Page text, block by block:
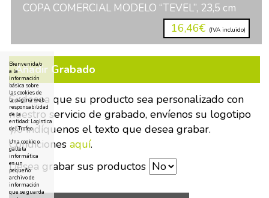
COPA COMERCIAL MODELO “TEVEL”, 23,5 cm
16,46€ (IVA incluido)
Añadir Grabado
Si desea que su producto sea personalizado con
nuestro servicio de grabado, envíenos su logotipo
y/o indíquenos el texto que desea grabar.
Condiciones aquí.
Desea grabar sus productos
Bienvenida/o
a la
información
básica sobre
las cookies de
la página web
responsabilidad
de la
entidad: Logistica
del Trofeo
Una cookie o
galleta
informática
es un
pequeño
archivo de
información
que se guarda